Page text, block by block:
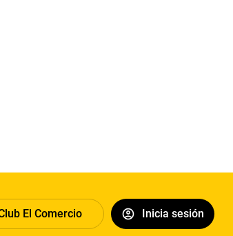
El Comercio Inicia sesión